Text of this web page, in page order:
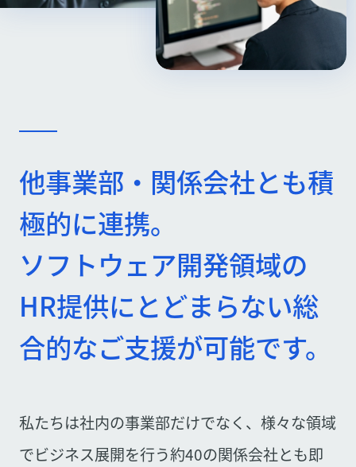
他事業部・関係会社とも積
極的に連携。
ソフトウェア開発領域の
HR提供にとどまらない総
合的なご支援が可能です。
私たちは社内の事業部だけでなく、様々な領域
でビジネス展開を行う約40の関係会社とも即